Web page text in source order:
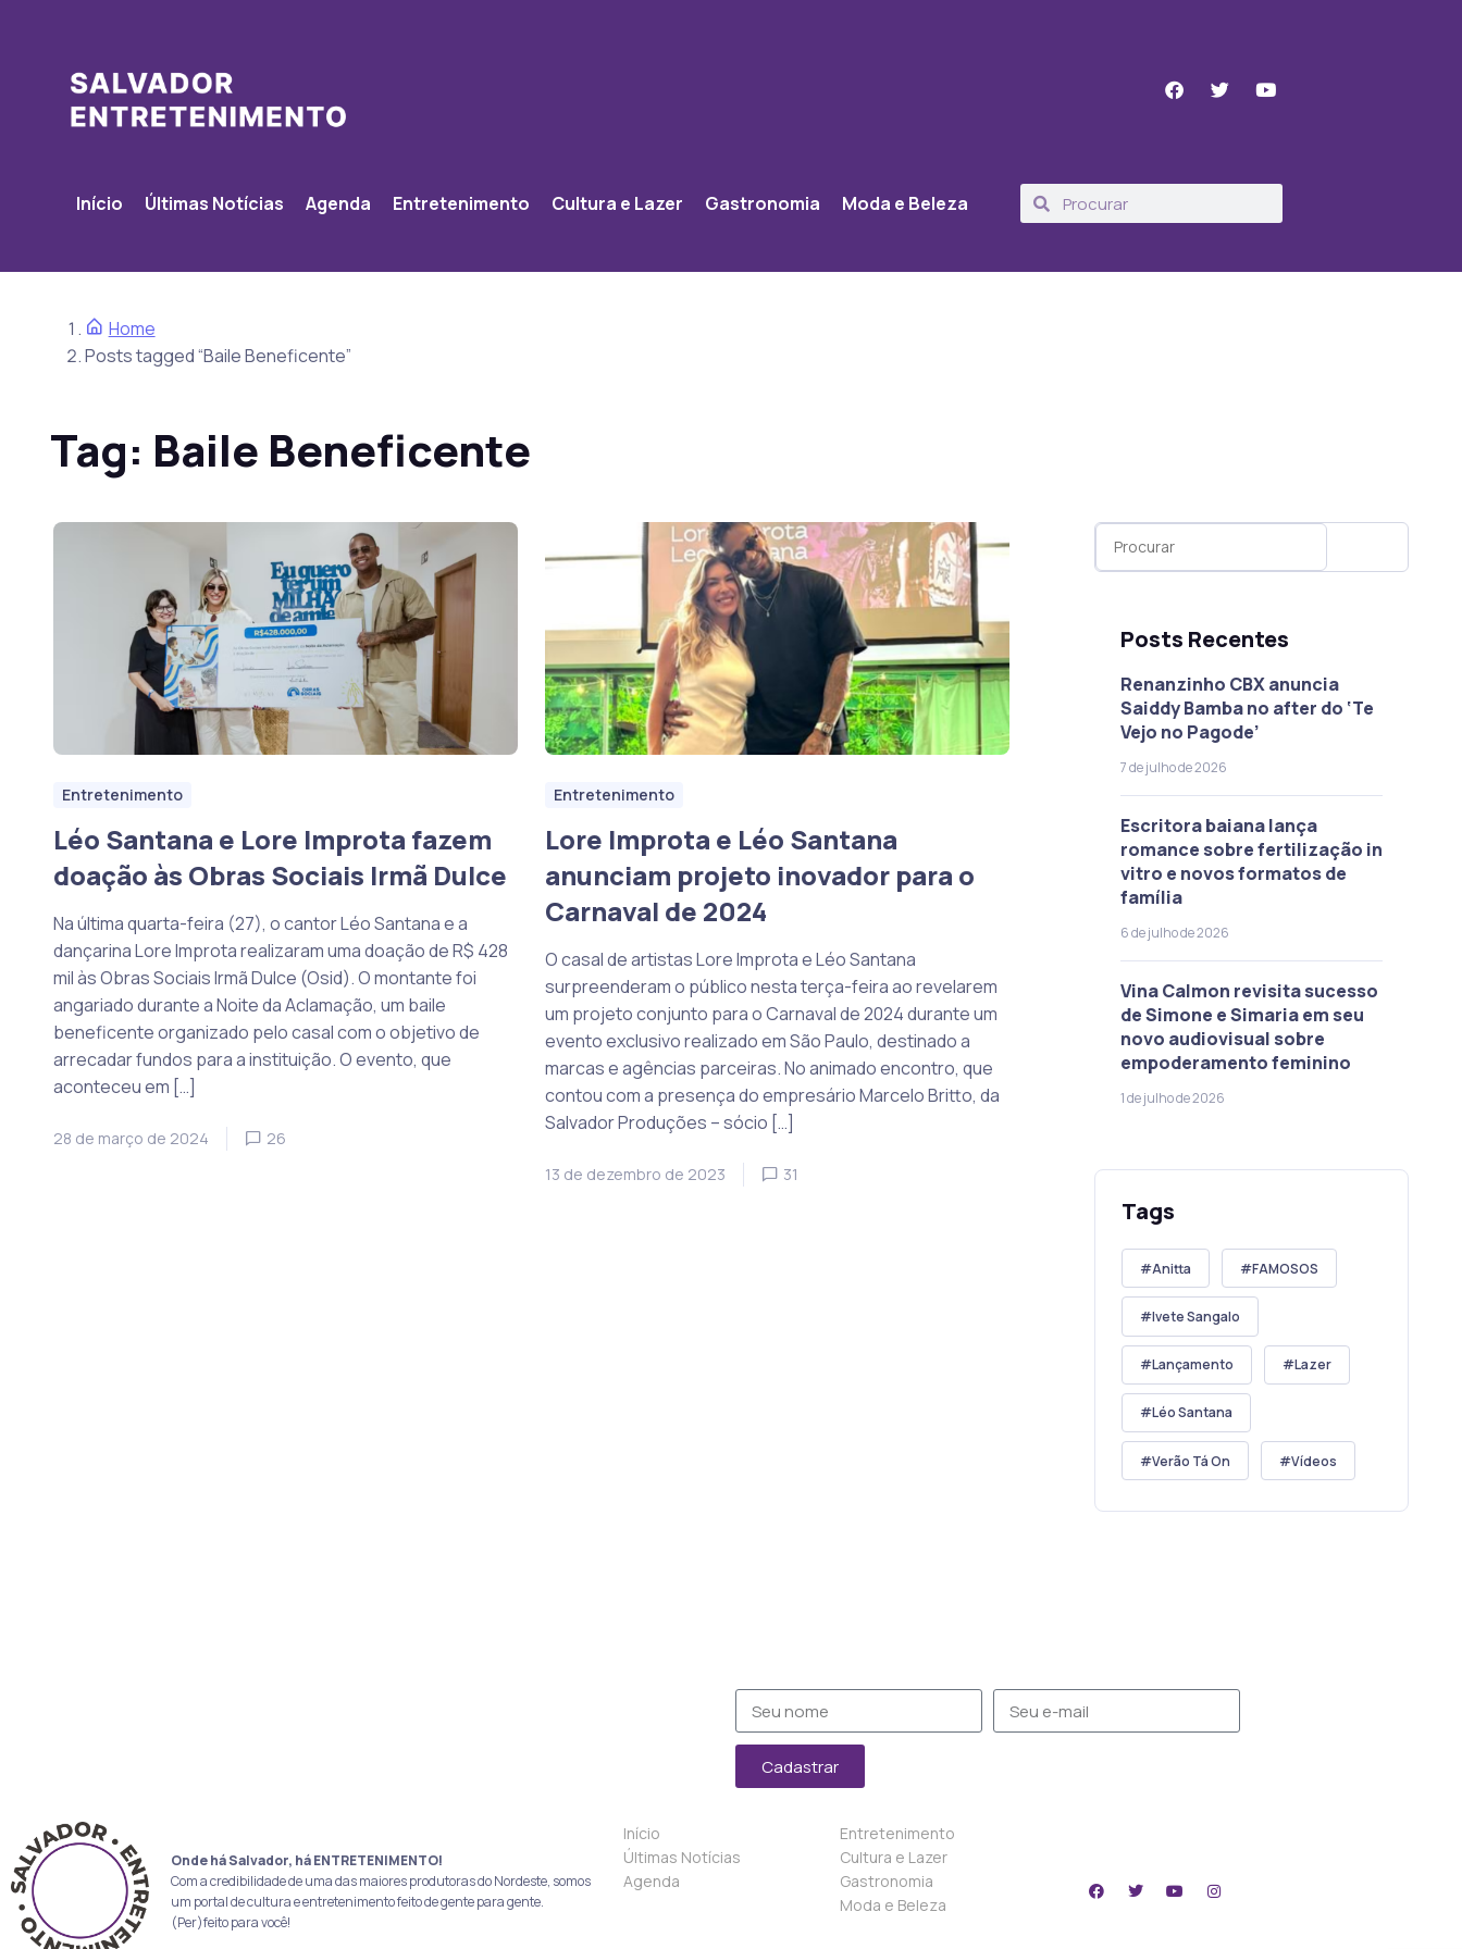
Início Últimas Notícias Agenda Entretenimento Cultura e Lazer Gastronomia Moda e Beleza
Home
Posts tagged “Baile Beneficente”
Tag: Baile Beneficente
Entretenimento
Léo Santana e Lore Improta fazem
doação às Obras Sociais Irmã Dulce
Na última quarta-feira (27), o cantor Léo Santana e a
dançarina Lore Improta realizaram uma doação de R$ 428
mil às Obras Sociais Irmã Dulce (Osid). O montante foi
angariado durante a Noite da Aclamação, um baile
beneficente organizado pelo casal com o objetivo de
arrecadar fundos para a instituição. O evento, que
aconteceu em […]
28 de março de 2024 26
Entretenimento
Lore Improta e Léo Santana
anunciam projeto inovador para o
Carnaval de 2024
O casal de artistas Lore Improta e Léo Santana
surpreenderam o público nesta terça-feira ao revelarem
um projeto conjunto para o Carnaval de 2024 durante um
evento exclusivo realizado em São Paulo, destinado a
marcas e agências parceiras. No animado encontro, que
contou com a presença do empresário Marcelo Britto, da
Salvador Produções – sócio […]
13 de dezembro de 2023 31
Posts Recentes
Renanzinho CBX anuncia
Saiddy Bamba no after do ‘Te
Vejo no Pagode’
7 de julho de 2026
Escritora baiana lança
romance sobre fertilização in
vitro e novos formatos de
família
6 de julho de 2026
Vina Calmon revisita sucesso
de Simone e Simaria em seu
novo audiovisual sobre
empoderamento feminino
1 de julho de 2026
Tags
Anitta FAMOSOS
Ivete Sangalo
Lançamento Lazer
Léo Santana
Verão Tá On Vídeos
Cadastrar
Onde há Salvador, há ENTRETENIMENTO!
Com a credibilidade de uma das maiores produtoras do Nordeste, somos
um portal de cultura e entretenimento feito de gente para gente.
(Per)feito para você!
Início
Últimas Notícias
Agenda
Entretenimento
Cultura e Lazer
Gastronomia
Moda e Beleza